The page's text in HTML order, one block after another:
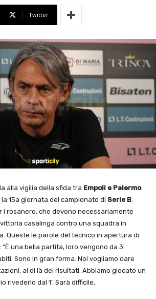
Twitter
alla vigilia della sfida tra Empoli e Palermo.
15a giornata del campionato di Serie B.
i rosanero, che devono necessariamente
casalinga contro una squadra in
Queste le parole del tecnico in apertura di
una bella partita, loro vengono da 3
Sono in gran forma. Noi vogliamo dare
al di là dei risultati. Abbiamo giocato un
rivederlo dal 1’. Sarà difficile,